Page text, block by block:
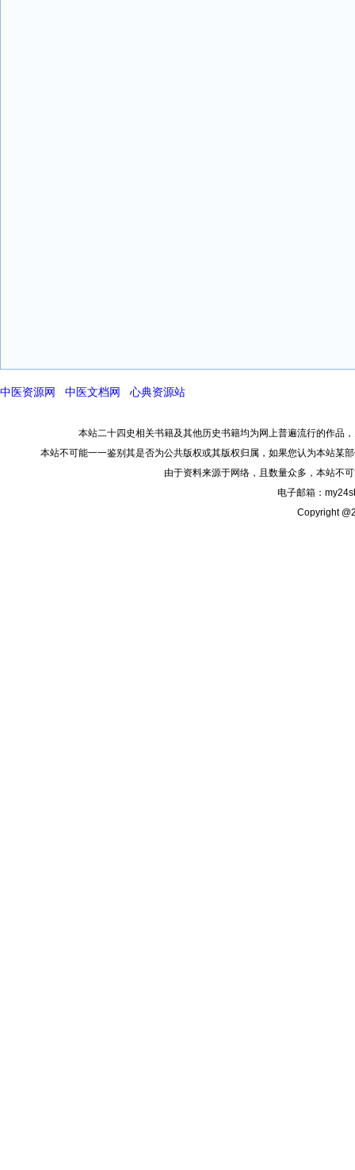
中医资源网 中医文档网 心典资源站
本站二十四史相关书籍及其他历史书籍均为网上普遍流行的作品
本站不可能一一鉴别其是否为公共版权或其版权归属，如果您认为本站某
由于资料来源于网络，且数量众多，本站不
电子邮箱：
Copyright